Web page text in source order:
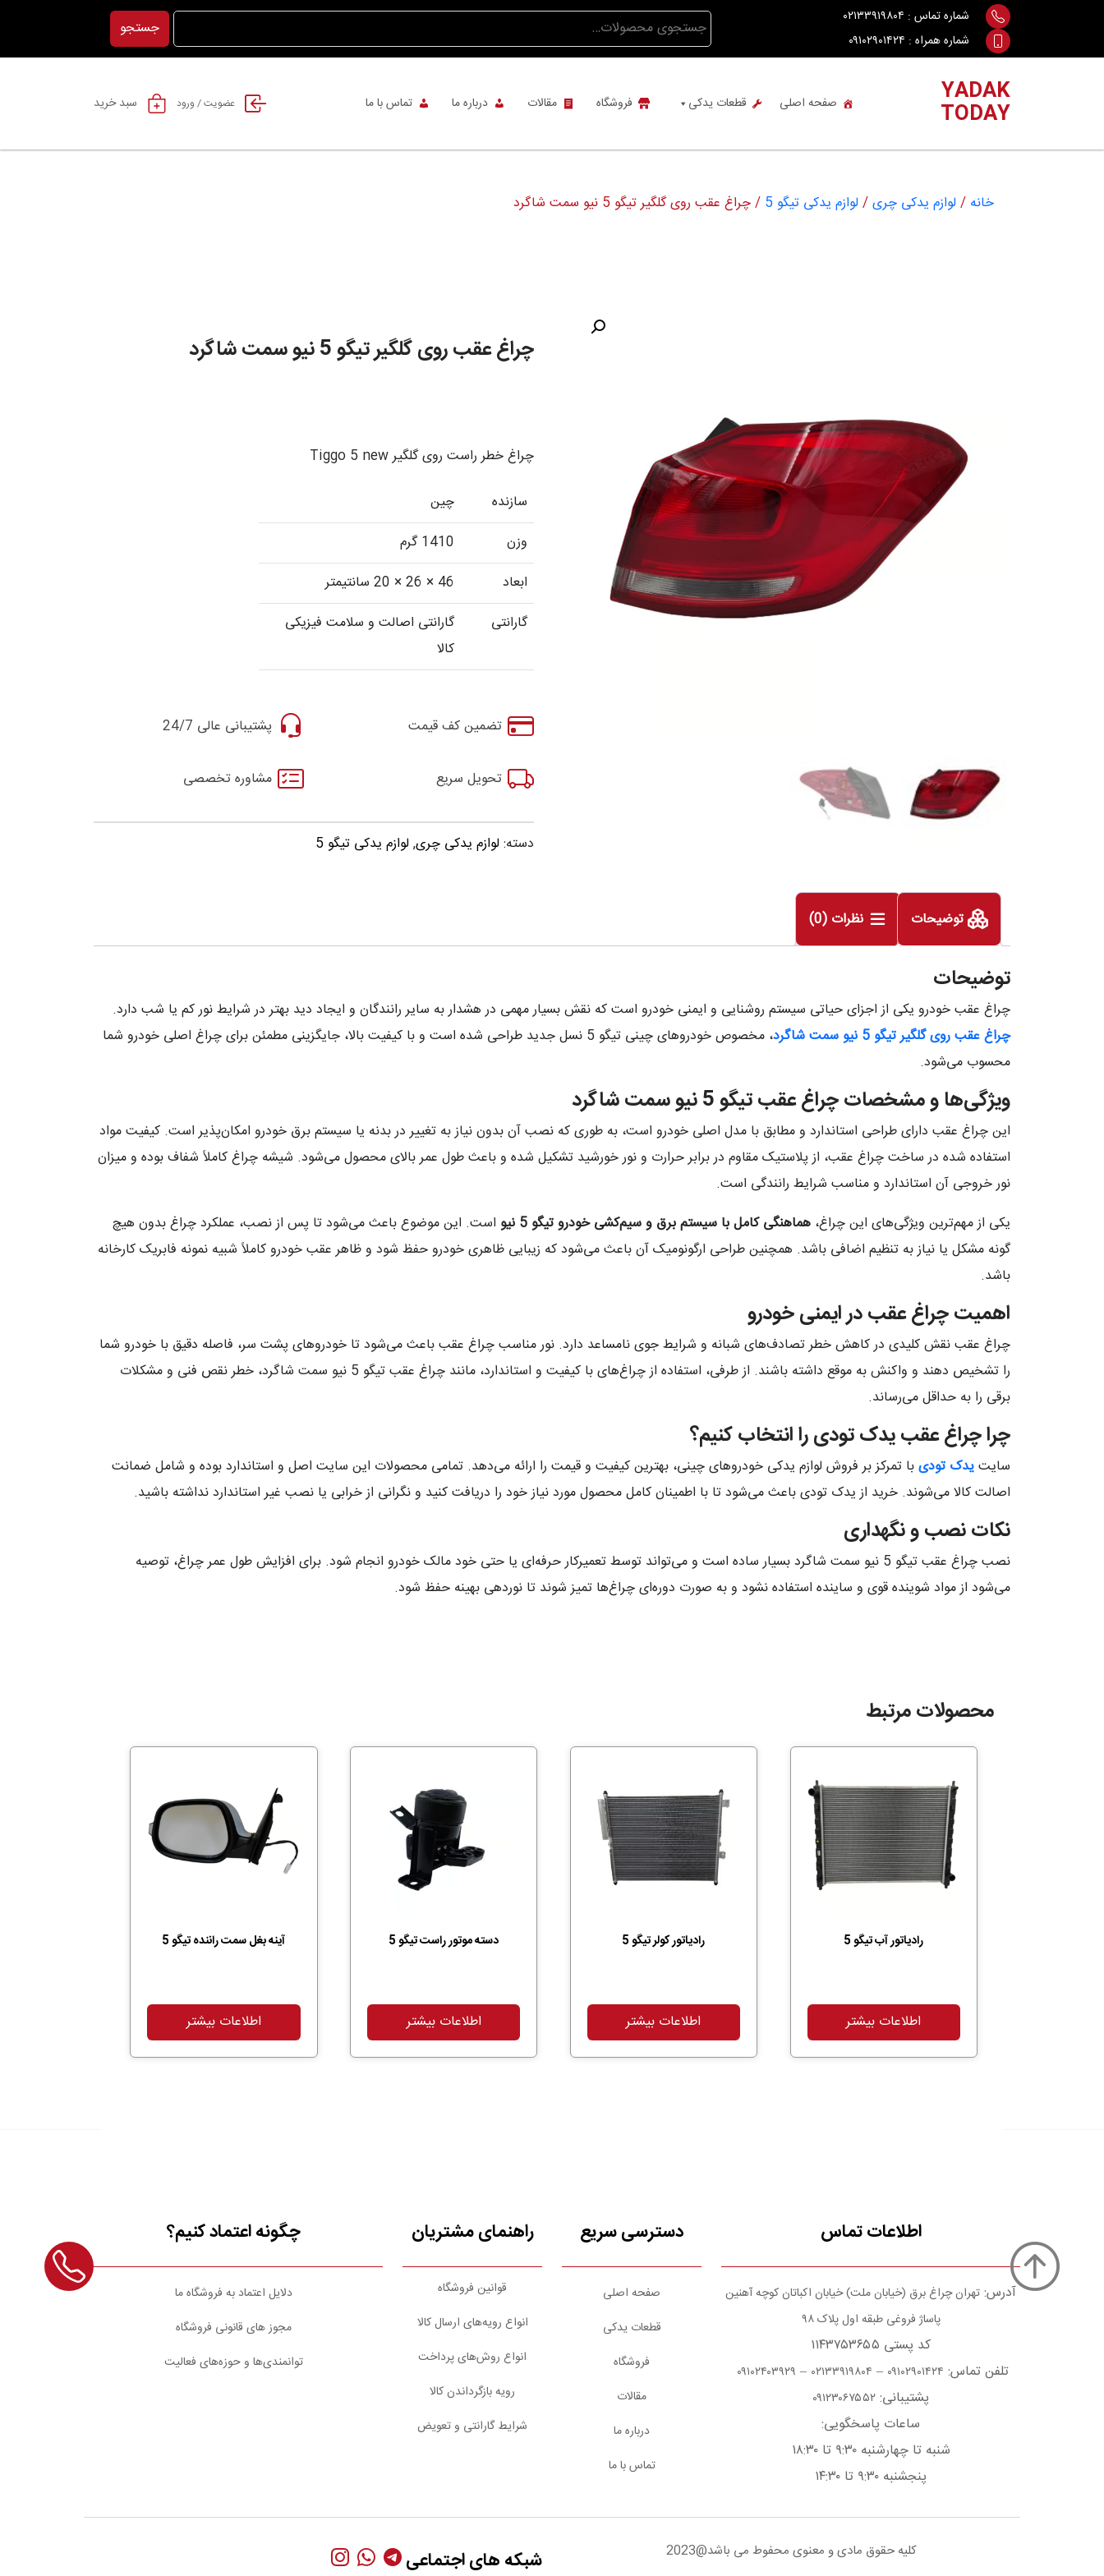
content
شماره تماس : ۰۲۱۳۳۹۱۹۸۰۴
شماره همراه : ۰۹۱۰۲۹۰۱۴۲۴
جستجو
برای:
جستجو
YADAK
TODAY صفحه اصلی قطعات یدکی فروشگاه مقالات درباره ما تماس با ما عضویت / ورود سبد خرید
خانه / لوازم یدکی چری/ لوازم یدکی تیگو 5 / چراغ عقب روی گلگیر تیگو 5 نیو سمت شاگرد
چراغ عقب روی گلگیر تیگو 5 نیو سمت شاگرد
چراغ خطر راست روی گلگیر Tiggo 5 new
سازنده
چین
وزن
1410 گرم
ابعاد
46 × 26 × 20 سانتیمتر
گارانتی
گارانتی اصالت و سلامت فیزیکی
کالا
تضمین کف قیمت پشتیبانی عالی 24/7
تحویل سریع مشاوره تخصصی
دسته:لوازم یدکی چری,لوازم یدکی تیگو 5
توضیحات نظرات (0)
توضیحات
چراغ عقب خودرو یکی از اجزای حیاتی سیستم روشنایی و ایمنی خودرو است که نقش بسیار مهمی در هشدار به سایر رانندگان و ایجاد دید بهتر در شرایط نور کم یا شب دارد.
چراغ عقب روی گلگیر تیگو 5 نیو سمت شاگرد
، مخصوص خودروهای چینی تیگو 5 نسل جدید طراحی شده است و با کیفیت بالا، جایگزینی مطمئن برای چراغ اصلی خودرو شما
محسوب می‌شود.
ویژگی‌ها و مشخصات چراغ عقب تیگو 5 نیو سمت شاگرد
این چراغ عقب دارای طراحی استاندارد و مطابق با مدل اصلی خودرو است، به طوری که نصب آن بدون نیاز به تغییر در بدنه یا سیستم برق خودرو امکان‌پذیر است. کیفیت مواد
استفاده شده در ساخت چراغ عقب، از پلاستیک مقاوم در برابر حرارت و نور خورشید تشکیل شده و باعث طول عمر بالای محصول می‌شود. شیشه چراغ کاملاً شفاف بوده و میزان
نور خروجی آن استاندارد و مناسب شرایط رانندگی است.
یکی از مهم‌ترین ویژگی‌های این چراغ، هماهنگی کامل با سیستم برق و سیم‌کشی خودرو تیگو 5 نیو
است. این موضوع باعث می‌شود تا پس از نصب، عملکرد چراغ بدون هیچ
گونه مشکل یا نیاز به تنظیم اضافی باشد. همچنین طراحی ارگونومیک آن باعث می‌شود که زیبایی ظاهری خودرو حفظ شود و ظاهر عقب خودرو کاملاً شبیه نمونه فابریک کارخانه
باشد.
اهمیت چراغ عقب در ایمنی خودرو
چراغ عقب نقش کلیدی در کاهش خطر تصادف‌های شبانه و شرایط جوی نامساعد دارد. نور مناسب چراغ عقب باعث می‌شود تا خودروهای پشت سر، فاصله دقیق با خودرو شما
را تشخیص دهند و واکنش به موقع داشته باشند. از طرفی، استفاده از چراغ‌های با کیفیت و استاندارد، مانند چراغ عقب تیگو 5 نیو سمت شاگرد، خطر نقص فنی و مشکلات
برقی را به حداقل می‌رساند.
چرا چراغ عقب یدک تودی را انتخاب کنیم؟
سایتیدک تودیبا تمرکز بر فروش لوازم یدکی خودروهای چینی، بهترین کیفیت و قیمت را ارائه می‌دهد. تمامی محصولات این سایت اصل و استاندارد بوده و شامل ضمانت
اصالت کالا می‌شوند. خرید از یدک تودی باعث می‌شود تا با اطمینان کامل محصول مورد نیاز خود را دریافت کنید و نگرانی از خرابی یا نصب غیر استاندارد نداشته باشید.
نکات نصب و نگهداری
نصب چراغ عقب تیگو 5 نیو سمت شاگرد بسیار ساده است و می‌تواند توسط تعمیرکار حرفه‌ای یا حتی خود مالک خودرو انجام شود. برای افزایش طول عمر چراغ، توصیه
می‌شود از مواد شوینده قوی و ساینده استفاده نشود و به صورت دوره‌ای چراغ‌ها تمیز شوند تا نوردهی بهینه حفظ شود.
محصولات مرتبط
رادیاتور آب تیگو 5
اطلاعات بیشتر
رادیاتور کولر تیگو 5
اطلاعات بیشتر
دسته موتور راست تیگو 5
اطلاعات بیشتر
آینه بغل سمت راننده تیگو 5
اطلاعات بیشتر
اطلاعات تماس
آدرس: تهران چراغ برق (خیابان ملت) خیابان اکباتان کوچه آهنین
پاساژ فروغی طبقه اول پلاک ۹۸
کد پستی ۱۱۴۳۷۵۳۶۵۵
تلفن تماس: ۰۹۱۰۲۹۰۱۴۲۴ – ۰۲۱۳۳۹۱۹۸۰۴ – ۰۹۱۰۲۴۰۳۹۲۹
پشتیبانی: ۰۹۱۲۳۰۶۷۵۵۲
ساعات پاسخگویی:
شنبه تا چهارشنبه ۹:۳۰ تا ۱۸:۳۰
پنجشنبه ۹:۳۰ تا ۱۴:۳۰
دسترسی سریع
صفحه اصلی
قطعات یدکی
فروشگاه
مقالات
درباره ما
تماس با ما
راهنمای مشتریان
قوانین فروشگاه
انواع رویه‌های ارسال کالا
انواع روش‌های پرداخت
رویه بازگرداندن کالا
شرایط گارانتی و تعویض
چگونه اعتماد کنیم؟
دلایل اعتماد به فروشگاه ما
مجوز های قانونی فروشگاه
توانمندی‌ها و حوزه‌های فعالیت
کلیه حقوق مادی و معنوی محفوط می باشد@2023 شبکه های اجتماعی